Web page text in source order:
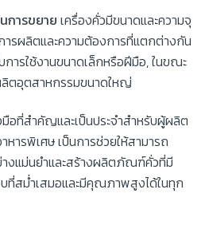
การขยาย เครื่องคั่วมีขนาดและความจุ
รผลิตและความต้องการที่แตกต่างกัน
ารใช้งานขนาดเล็กหรือฝีมือ, ในขณะ
ตอุตสาหกรรมขนาดใหญ่
มือที่สำคัญและเป็นประจำสำหรับผู้ผลิต
ารพิเศษ เป็นการช่วยให้สามารถ
งแม่นยำและสร้างผลิตภัณฑ์คั่วที่มี
ที่สม่ำเสมอและมีคุณภาพสูงได้ในทุก